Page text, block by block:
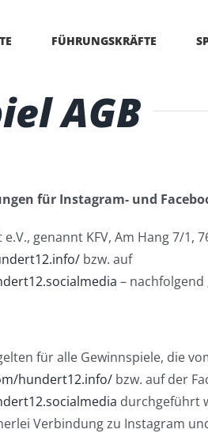
FÜHRUNGSKRÄFTE
AGB
für Instagram- und
genannt KFV, Am Hang 7/1,
bzw. auf
– nachfolgend
für alle Gewinnspiele, die
hundert12.info/bzw. auf der
durchgeführt
Verbindung zu Instagram